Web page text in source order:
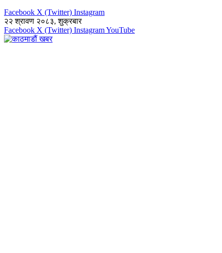
Facebook X (Twitter) Instagram
२२ श्रावण २०८३, शुक्रबार
Facebook X (Twitter) InstagramYouTube